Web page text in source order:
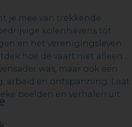
je mee van trekkende
kolenhavens tot
en het verenigingsleven
hoe de vaart niet alleen
was, maar ook een
arbeid en ontspanning. Laat
beelden en verhalen uit